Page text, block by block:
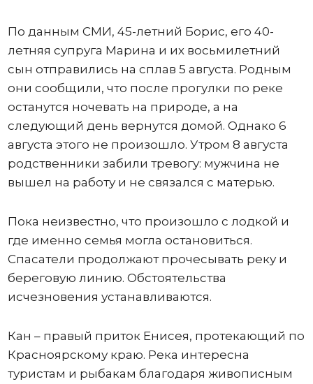
По данным СМИ, 45-летний Борис, его 40-
летняя супруга Марина и их восьмилетний
сын отправились на сплав 5 августа. Родным
они сообщили, что после прогулки по реке
останутся ночевать на природе, а на
следующий день вернутся домой. Однако 6
августа этого не произошло. Утром 8 августа
родственники забили тревогу: мужчина не
вышел на работу и не связался с матерью.
Пока неизвестно, что произошло с лодкой и
где именно семья могла остановиться.
Спасатели продолжают прочесывать реку и
береговую линию. Обстоятельства
исчезновения устанавливаются.
Кан – правый приток Енисея, протекающий по
Красноярскому краю. Река интересна
туристам и рыбакам благодаря живописным